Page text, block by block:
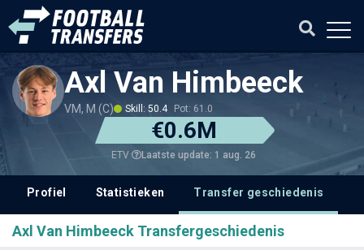
Axl Van Himbeeck
VM, M (C) Skill: 50.4 Pot: 61.0
€0.6M
ETV Laatste update: 1 aug. 26
Profiel Statistieken Transfer geschiedenis
Axl Van Himbeeck Transfergeschiedenis